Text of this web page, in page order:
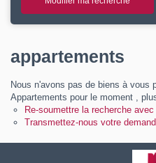
Vendre
Guide de l'immo
Contact
Katel Viager
appartements
Nous n'avons pas de biens à vous
Appartements pour le moment ,
Re-soumettre la recherche
Transmettez-nous votre